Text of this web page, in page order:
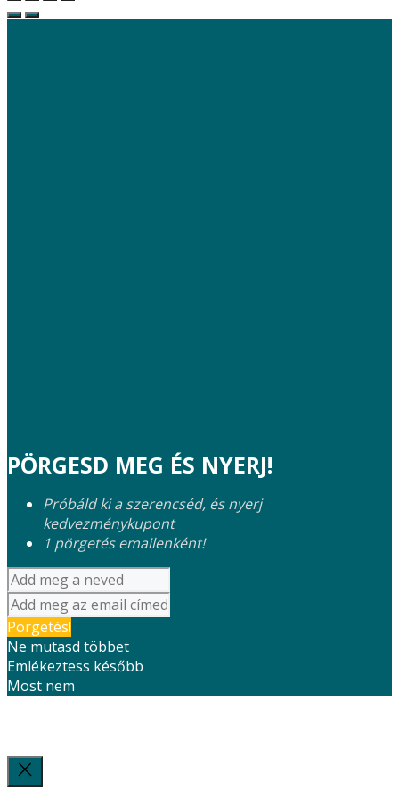
PÖRGESD MEG ÉS NYERJ!
Próbáld ki a szerencséd, és nyerj
kedvezménykupont
1 pörgetés emailenként!
Pörgetés!
Ne mutasd többet
Emlékeztess később
Most nem